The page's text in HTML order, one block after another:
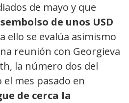
de mayo y que
de unos USD
ello se evalúa asimismo
reunión con Georgieva
la número dos del
mes pasado en
de cerca la